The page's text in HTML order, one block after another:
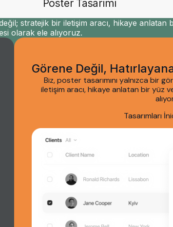
Poster Tasarımı
stratejik bir iletişim aracı, hikaye anlatan
olarak ele alıyoruz.
Görene Değil,
Biz, poster tasarımını yalnızca bir
iletişim aracı, hikaye anlatan bir yüz
Tasarımları